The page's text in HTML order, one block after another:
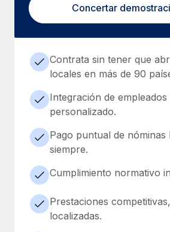
Concertar
Contrata sin tener que
locales en más de 90
Integración de
personalizado.
Pago puntual de nóminas
siempre.
Cumplimiento normativo
Prestaciones
localizadas.